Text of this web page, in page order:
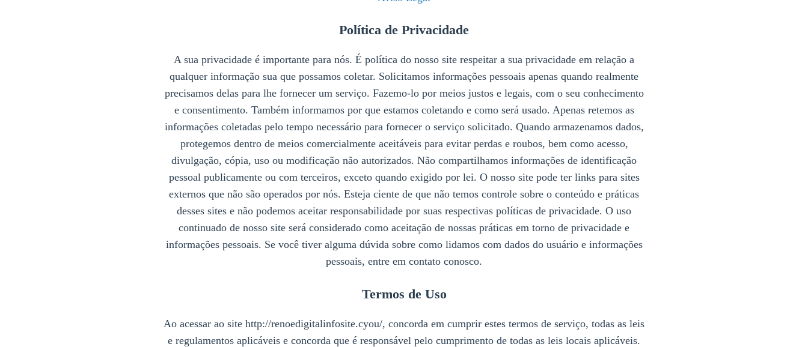
Política de Privacidade
A sua privacidade é importante para nós. É política do nosso site respeitar a sua privacidade em relação a
qualquer informação sua que possamos coletar. Solicitamos informações pessoais apenas quando realmente
precisamos delas para lhe fornecer um serviço. Fazemo-lo por meios justos e legais, com o seu conhecimento
e consentimento. Também informamos por que estamos coletando e como será usado. Apenas retemos as
informações coletadas pelo tempo necessário para fornecer o serviço solicitado. Quando armazenamos dados,
protegemos dentro de meios comercialmente aceitáveis para evitar perdas e roubos, bem como acesso,
divulgação, cópia, uso ou modificação não autorizados. Não compartilhamos informações de identificação
pessoal publicamente ou com terceiros, exceto quando exigido por lei. O nosso site pode ter links para sites
externos que não são operados por nós. Esteja ciente de que não temos controle sobre o conteúdo e práticas
desses sites e não podemos aceitar responsabilidade por suas respectivas políticas de privacidade. O uso
continuado de nosso site será considerado como aceitação de nossas práticas em torno de privacidade e
informações pessoais. Se você tiver alguma dúvida sobre como lidamos com dados do usuário e informações
pessoais, entre em contato conosco.
Termos de Uso
Ao acessar ao site http://renoedigitalinfosite.cyou/, concorda em cumprir estes termos de serviço, todas as leis
e regulamentos aplicáveis ​​e concorda que é responsável pelo cumprimento de todas as leis locais aplicáveis.